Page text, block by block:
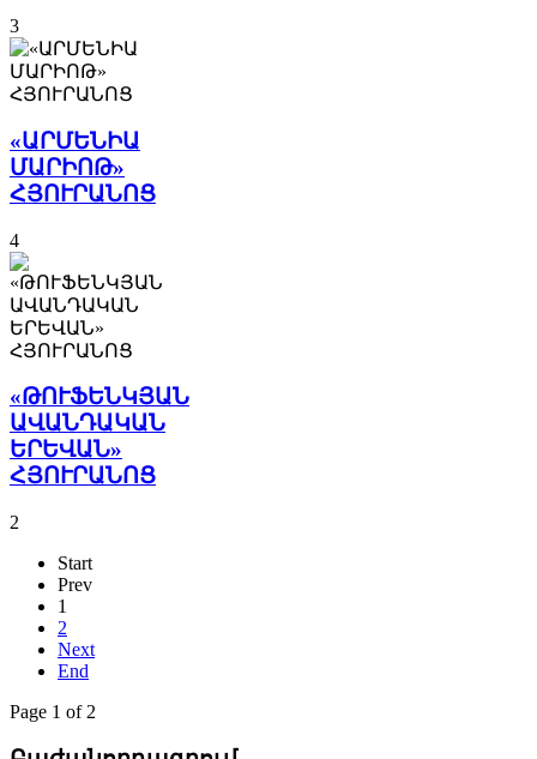
3
«ԱՐՄԵՆԻԱ
ՄԱՐԻՈԹ»
ՀՅՈՒՐԱՆՈՑ
4
«ԹՈՒՖԵՆԿՅԱՆ
ԱՎԱՆԴԱԿԱՆ
ԵՐԵՎԱՆ»
ՀՅՈՒՐԱՆՈՑ
2
Start
Prev
1
2
Next
End
Page 1 of 2